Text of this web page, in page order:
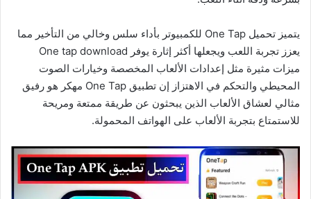
يتميز تحميل One Tap للكمبيوتر بأداء سلس وخالي من التأخير مما
يعزز تجربة اللعب ويجعلها أكثر إثارة يوفر One tap download
ميزات مثيرة مثل إعدادات الألعاب المخصصة وخيارات الصوت
المحيطي والتحكم في الاهتزاز إن تطبيق One Tap مهكر هو رفيق
مثالي لعشاق الألعاب الذين يبحثون عن طريقة ممتعة ومريحة
للاستمتاع بتجربة الألعاب على الهواتف المحمولة.